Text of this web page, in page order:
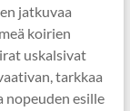
jatkuvaa
koirien
uskalsivat
tarkkaa
nopeuden esille